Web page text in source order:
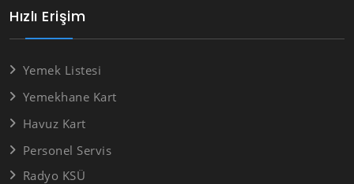
Hızlı Erişim
Yemek Listesi
Yemekhane Kart
Havuz Kart
Personel Servis
Radyo KSÜ